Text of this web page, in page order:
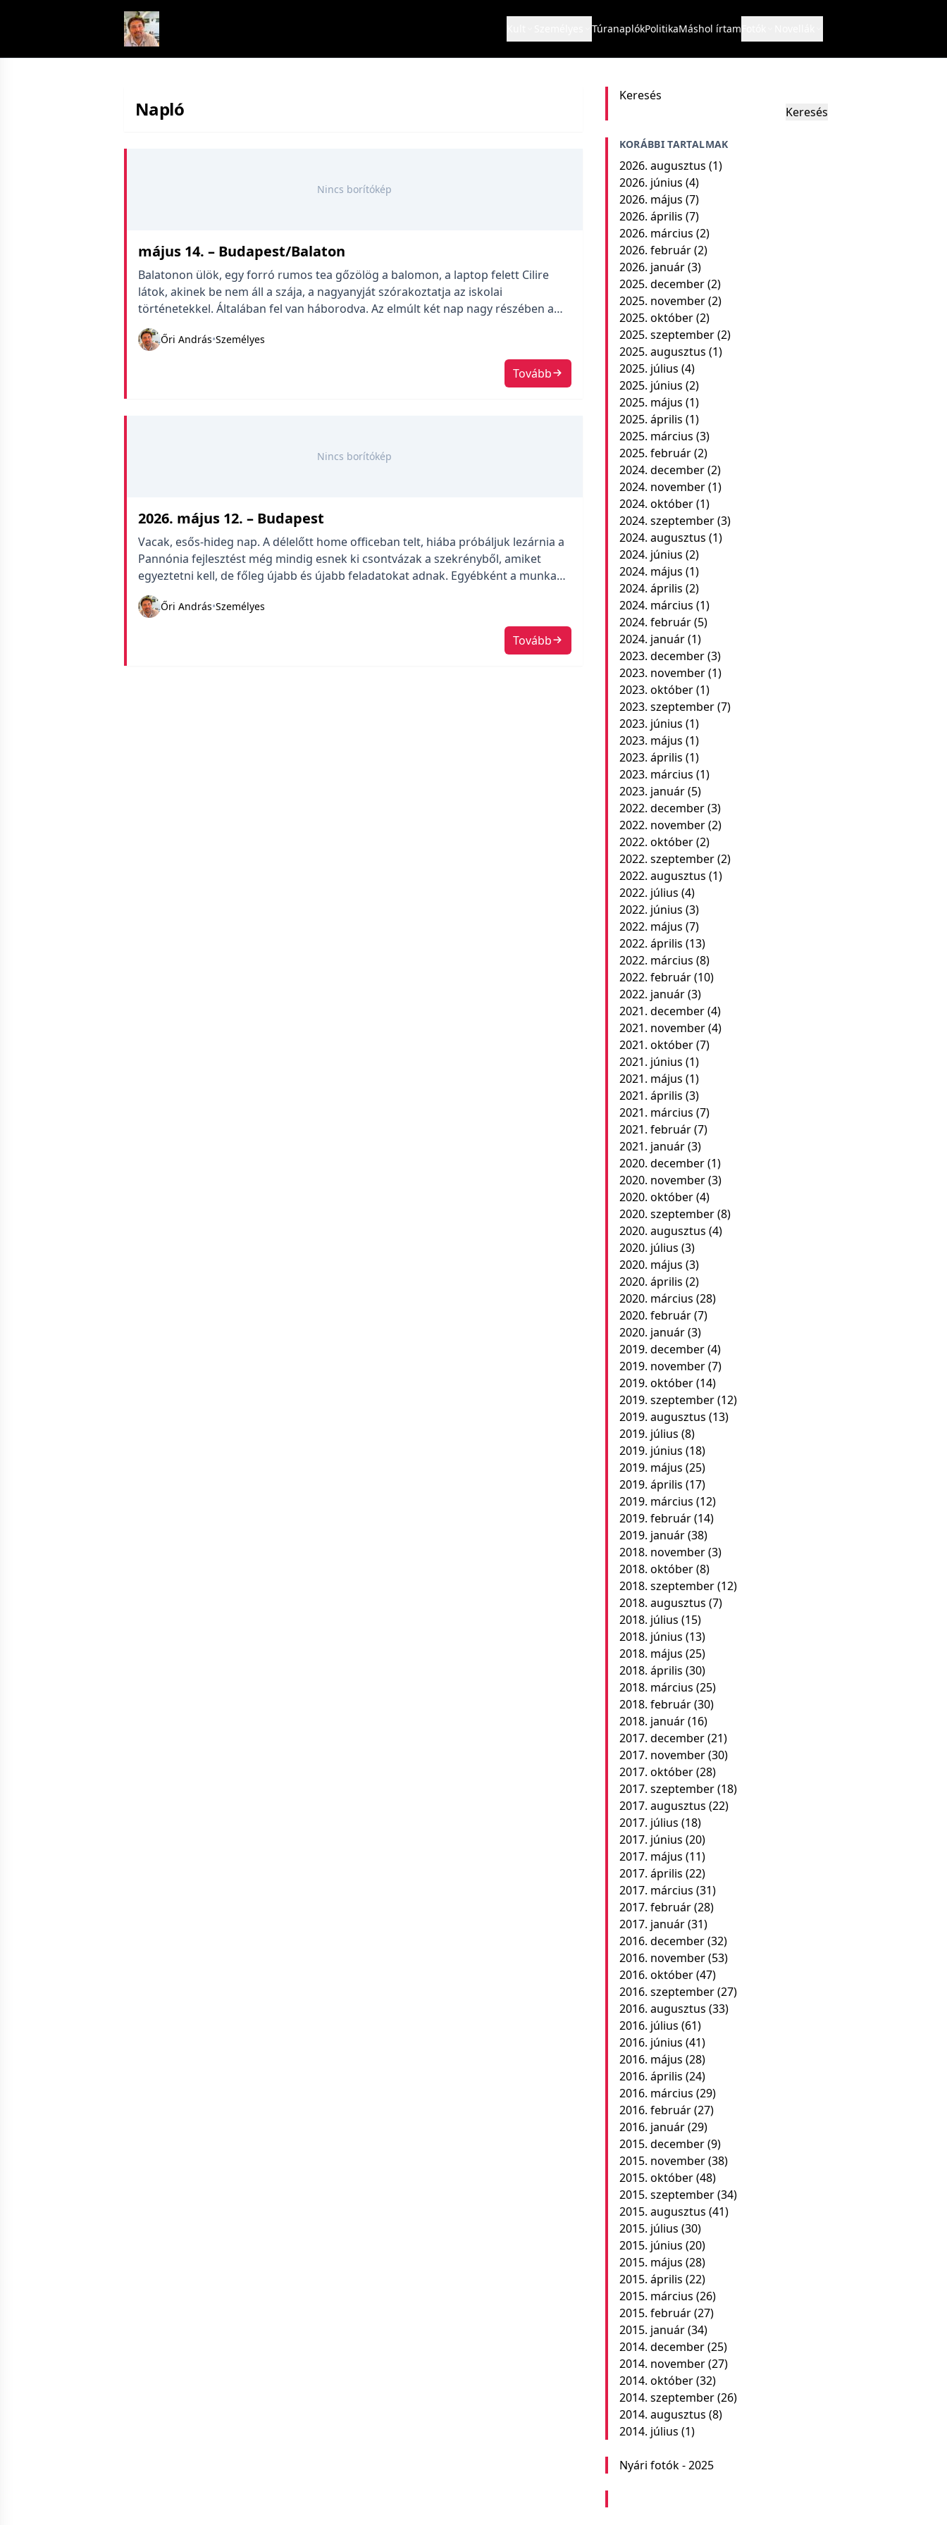
TúranaplókPolitikaMáshol írtam
Napló
Nincs borítókép
május 14. – Budapest/Balaton
Balatonon ülök, egy forró rumos tea gőzölög a balomon, a laptop felett Cilire
látok, akinek be nem áll a szája, a nagyanyját szórakoztatja az iskolai
történetekkel. Általában fel van háborodva. Az elmúlt két nap nagy részében a
munka vitte el az időmet. Home office minden mennyiségben. De sikerült azért
megtervezni a jövő heti pádisi túrát […]
Őri András•Személyes
Tovább
Nincs borítókép
2026. május 12. – Budapest
Vacak, esős-hideg nap. A délelőtt home officeban telt, hiába próbáljuk lezárnia a
Pannónia fejlesztést még mindig esnek ki csontvázak a szekrényből, amiket
egyeztetni kell, de főleg újabb és újabb feladatokat adnak. Egyébként a munka
mostanában kevésbé nyomasztó, a legnagyobb bajom az, hogy nem tudom
amiken éppen pörgünk valaha elinduló programok lesznek-e, a
Őri András•Személyes
Tovább
Keresés
Keresés
KORÁBBI TARTALMAK
2026. augusztus (1)
2026. június (4)
2026. május (7)
2026. április (7)
2026. március (2)
2026. február(2)
2026. január(3)
2025. december(2)
2025. november(2)
2025. október(2)
2025. szeptember(2)
2025. augusztus (1)
2025. július (4)
2025. június (2)
2025. május (1)
2025. április (1)
2025. március (3)
2025. február(2)
2024. december(2)
2024. november(1)
2024. október(1)
2024. szeptember(3)
2024. augusztus (1)
2024. június (2)
2024. május (1)
2024. április (2)
2024. március (1)
2024. február(5)
2024. január(1)
2023. december(3)
2023. november(1)
2023. október(1)
2023. szeptember(7)
2023. június (1)
2023. május (1)
2023. április (1)
2023. március (1)
2023. január(5)
2022. december(3)
2022. november(2)
2022. október(2)
2022. szeptember(2)
2022. augusztus (1)
2022. július (4)
2022. június (3)
2022. május (7)
2022. április (13)
2022. március (8)
2022. február(10)
2022. január(3)
2021. december(4)
2021. november(4)
2021. október(7)
2021. június (1)
2021. május (1)
2021. április (3)
2021. március (7)
2021. február(7)
2021. január(3)
2020. december(1)
2020. november(3)
2020. október(4)
2020. szeptember(8)
2020. augusztus (4)
2020. július (3)
2020. május (3)
2020. április (2)
2020. március (28)
2020. február(7)
2020. január(3)
2019. december(4)
2019. november(7)
2019. október(14)
2019. szeptember(12)
2019. augusztus (13)
2019. július (8)
2019. június (18)
2019. május (25)
2019. április (17)
2019. március (12)
2019. február(14)
2019. január(38)
2018. november(3)
2018. október(8)
2018. szeptember(12)
2018. augusztus (7)
2018. július (15)
2018. június (13)
2018. május (25)
2018. április (30)
2018. március (25)
2018. február(30)
2018. január(16)
2017. december(21)
2017. november(30)
2017. október(28)
2017. szeptember(18)
2017. augusztus (22)
2017. július (18)
2017. június (20)
2017. május (11)
2017. április (22)
2017. március (31)
2017. február(28)
2017. január(31)
2016. december(32)
2016. november(53)
2016. október(47)
2016. szeptember(27)
2016. augusztus (33)
2016. július (61)
2016. június (41)
2016. május (28)
2016. április (24)
2016. március (29)
2016. február(27)
2016. január(29)
2015. december(9)
2015. november(38)
2015. október(48)
2015. szeptember(34)
2015. augusztus (41)
2015. július (30)
2015. június (20)
2015. május (28)
2015. április (22)
2015. március (26)
2015. február(27)
2015. január(34)
2014. december(25)
2014. november(27)
2014. október(32)
2014. szeptember(26)
2014. augusztus (8)
2014. július (1)
Nyári fotók - 2025